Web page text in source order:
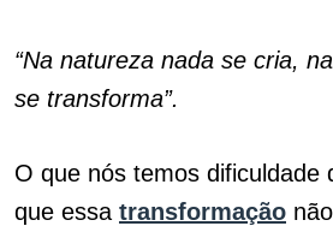
“Na natureza nada se cria,
se transforma”.
O que nós temos dificuldade
que essa transformação